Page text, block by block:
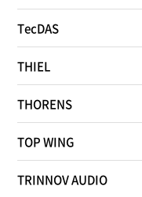
TecDAS
THIEL
THORENS
TOP WING
TRINNOV AUDIO